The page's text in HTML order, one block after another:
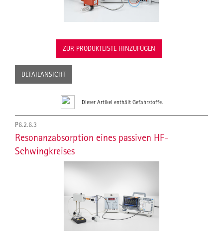
ZUR PRODUKTLISTE HINZUFÜGEN
DETAILANSICHT
Dieser Artikel enthält Gefahrstoffe.
P6.2.6.3
Resonanzabsorption eines passiven HF-
Schwingkreises